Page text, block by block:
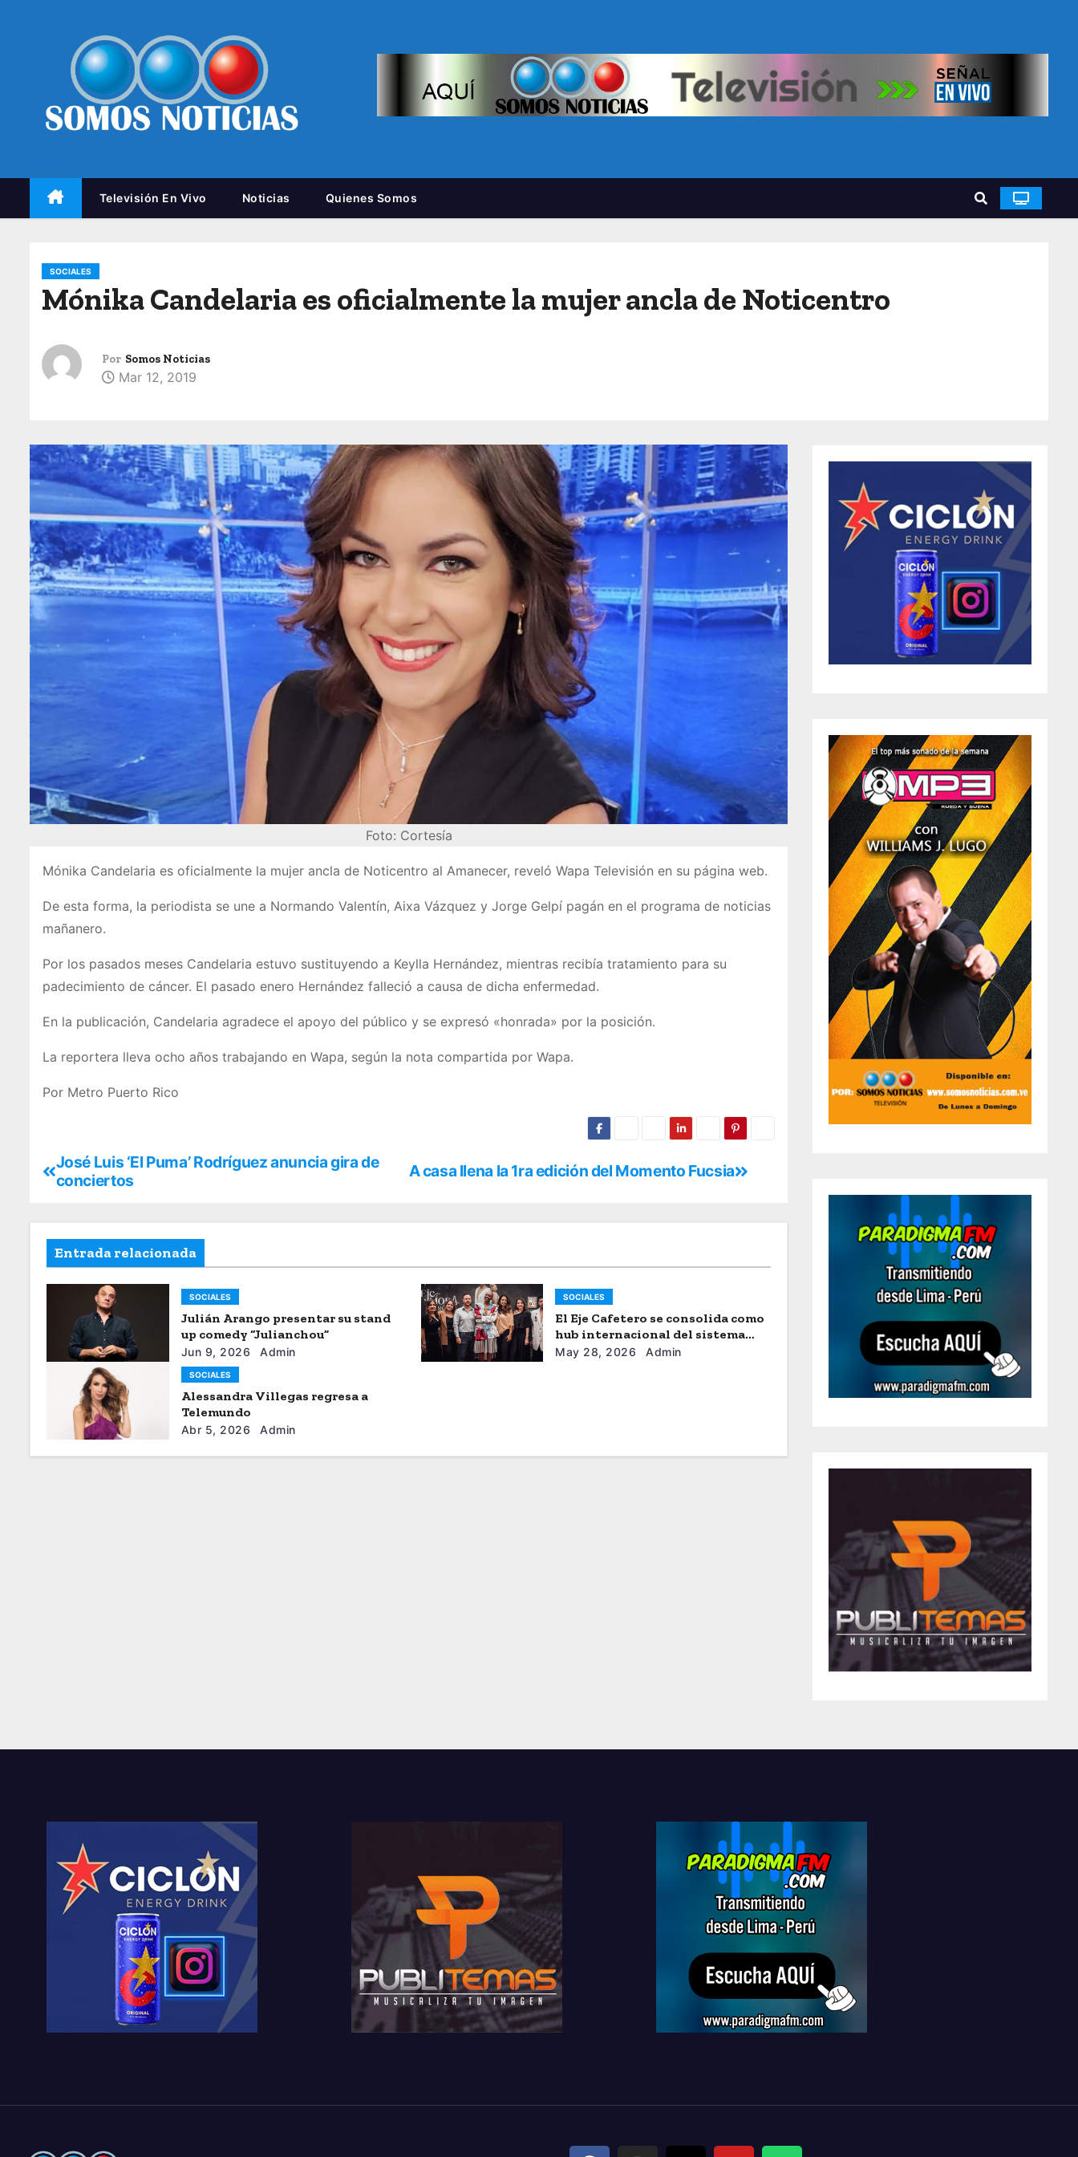
Televisión En Vivo Noticias Quienes Somos
SOCIALES
Mónika Candelaria es oficialmente la mujer ancla de Noticentro
Por Somos Noticias
Mar 12, 2019
Foto: Cortesía
Mónika Candelaria es oficialmente la mujer ancla de Noticentro al Amanecer, reveló Wapa Televisión en su página web.
De esta forma, la periodista se une a Normando Valentín, Aixa Vázquez y Jorge Gelpí pagán en el programa de noticias
mañanero.
Por los pasados meses Candelaria estuvo sustituyendo a Keylla Hernández, mientras recibía tratamiento para su
padecimiento de cáncer. El pasado enero Hernández falleció a causa de dicha enfermedad.
En la publicación, Candelaria agradece el apoyo del público y se expresó «honrada» por la posición.
La reportera lleva ocho años trabajando en Wapa, según la nota compartida por Wapa.
Por Metro Puerto Rico
A casa llena la 1ra edición del Momento Fucsia
José Luis ‘El Puma’ Rodríguez anuncia gira de
conciertos
Entrada relacionada
SOCIALES
Julián Arango presentar su stand
up comedy “Julianchou”
Jun 9, 2026 Admin
SOCIALES
El Eje Cafetero se consolida como
hub internacional del sistema
moda
May 28, 2026 Admin
SOCIALES
Alessandra Villegas regresa a
Telemundo
Abr 5, 2026 Admin